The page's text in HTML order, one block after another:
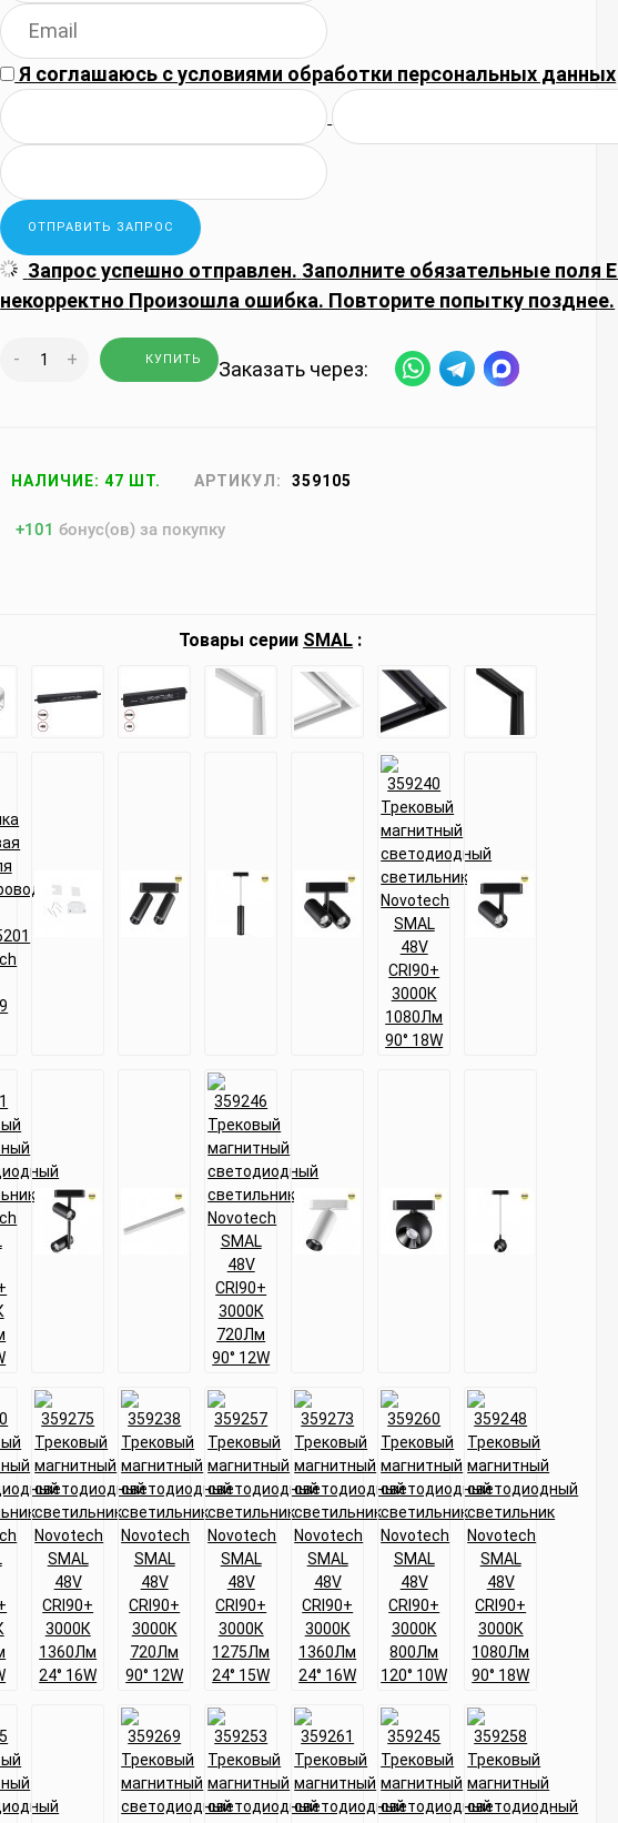
Я соглашаюсь сусловиями обработки персональных данных
Запрос успешно отправлен. Заполните обязательные поля
некорректно Произошла ошибка. Повторите попытку позднее.
- + КУПИТЬ Заказать через:
НАЛИЧИЕ: 47 ШТ. АРТИКУЛ: 359105
+101 бонус(ов) за покупку
Товары серии SMAL :